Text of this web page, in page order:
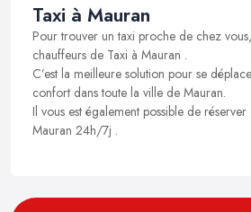
Taxi à Mauran
Pour trouver un taxi proche de chez
chauffeurs de Taxi à Mauran .
C’est la meilleure solution pour se
confort dans toute la ville de Mauran.
Il vous est également possible de
Mauran 24h/7j .